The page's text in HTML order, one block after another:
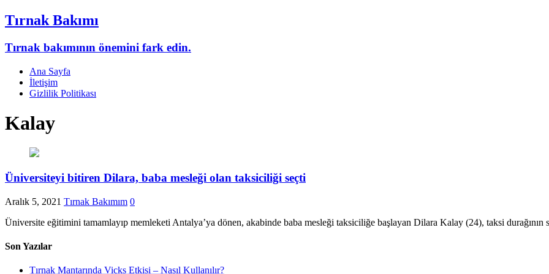
Tırnak Bakımı
Tırnak bakımının önemini fark edin.
Ana Sayfa
İletişim
Gizlilik Politikası
Kalay
Üniversiteyi bitiren Dilara, baba mesleği olan taksiciliği seçti
Aralık 5, 2021 Tırnak Bakımım 0
Üniversite eğitimini tamamlayıp memleketi Antalya’ya dönen, akabinde baba mesleği taksiciliğe başlayan Dilara Kalay (24), taksi
Son Yazılar
Tırnak Mantarında Vicks Etkisi – Nasıl Kullanılır?